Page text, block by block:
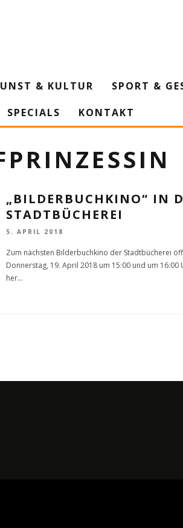
& KULTUR SPORT &
SPECIALS KONTAKT
„BILDERBUCHKINO“ IN
STADTBÜCHEREI
5. APRIL 2018
Zum nächsten Bilderbuchkino der Stadtbücherei
Donnerstag, 19. April 2018 um 15:00 und um 16:00
her...